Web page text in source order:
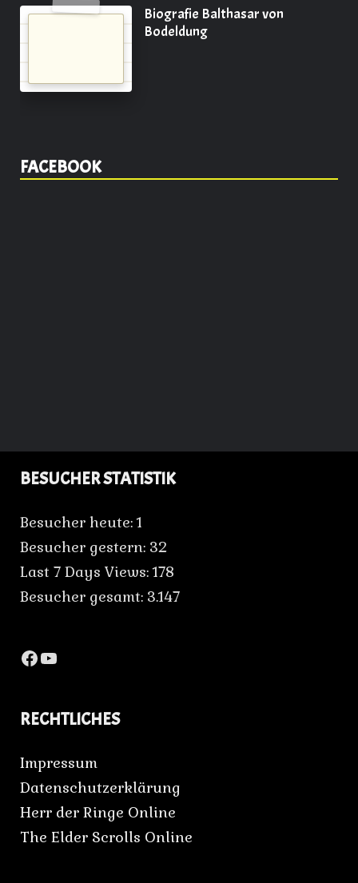
Biografie Balthasar von
Bodeldung
FACEBOOK
BESUCHER STATISTIK
Besucher heute:1
Besucher gestern: 32
Last 7 Days Views:178
Besucher gesamt: 3.147
Facebook
YouTube
RECHTLICHES
Impressum
Datenschutzerklärung
Herr der Ringe Online
The Elder Scrolls Online